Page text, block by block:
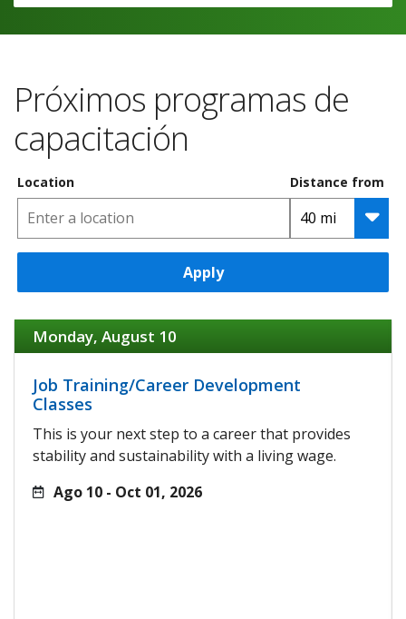
Próximos programas de
capacitación
Location Distance from
Apply
Monday, August 10
Job Training/Career Development
Classes
This is your next step to a career that provides
stability and sustainability with a living wage.
Ago 10 - Oct 01, 2026